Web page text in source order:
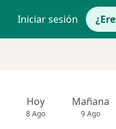
Iniciar sesión
Hoy
8 Ago
Mañana
9 Ago